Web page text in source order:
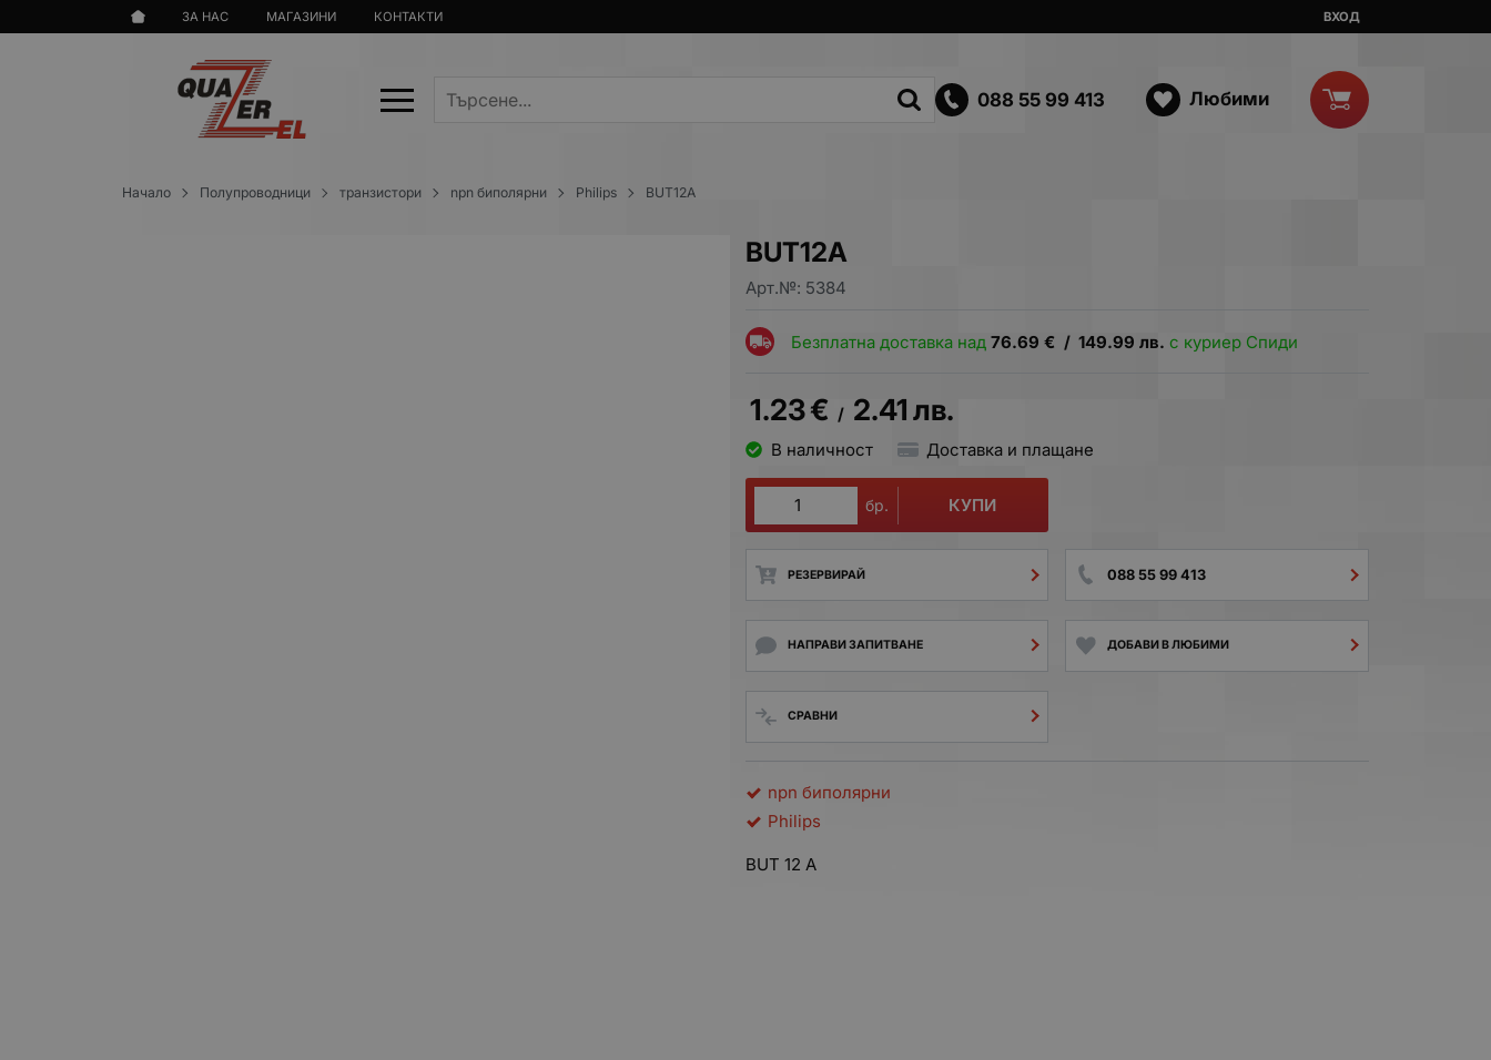
ЗА НАС МАГАЗИНИ КОНТАКТИ ВХОД
088 55 99 413 Любими
Начало Полупроводници транзистори npn биполярни Philips BUT12A
BUT12A
Арт.№: 5384
Безплатна доставка над76.69 € / 149.99 лв. с куриер Спиди
1.23€ / 2.41лв.
В наличност Доставка и плащане
бр. КУПИ
РЕЗЕРВИРАЙ 088 55 99 413
НАПРАВИ ЗАПИТВАНЕ ДОБАВИ В ЛЮБИМИ
СРАВНИ
npn биполярни
Philips
BUT 12 A